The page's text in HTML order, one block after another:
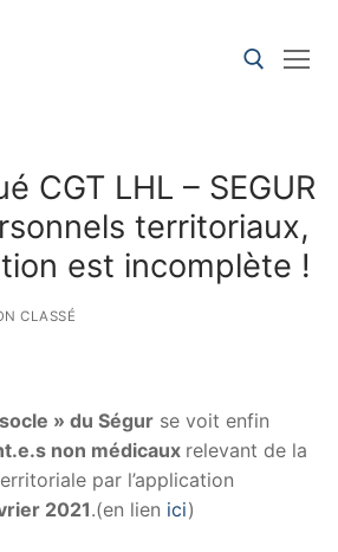
CGT LHL – SEGUR
territoriaux,
est incomplète !
CLASSÉ
» du Ségur se voit enfin
non médicaux relevant de la
par l’application
2021.(en lien ici)